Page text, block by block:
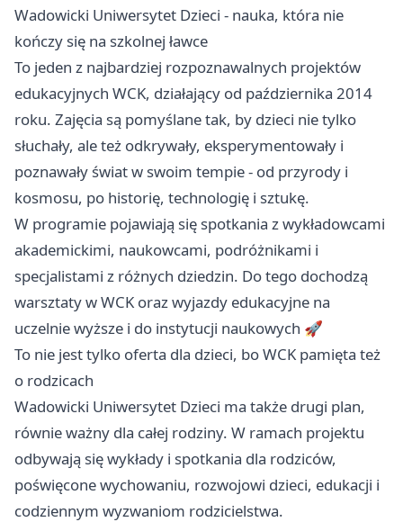
Wadowicki Uniwersytet Dzieci - nauka, która nie
kończy się na szkolnej ławce
To jeden z najbardziej rozpoznawalnych projektów
edukacyjnych WCK, działający od października 2014
roku. Zajęcia są pomyślane tak, by dzieci nie tylko
słuchały, ale też odkrywały, eksperymentowały i
poznawały świat w swoim tempie - od przyrody i
kosmosu, po historię, technologię i sztukę.
W programie pojawiają się spotkania z wykładowcami
akademickimi, naukowcami, podróżnikami i
specjalistami z różnych dziedzin. Do tego dochodzą
warsztaty w WCK oraz wyjazdy edukacyjne na
uczelnie wyższe i do instytucji naukowych 🚀
To nie jest tylko oferta dla dzieci, bo WCK pamięta też
o rodzicach
Wadowicki Uniwersytet Dzieci ma także drugi plan,
równie ważny dla całej rodziny. W ramach projektu
odbywają się wykłady i spotkania dla rodziców,
poświęcone wychowaniu, rozwojowi dzieci, edukacji i
codziennym wyzwaniom rodzicielstwa.